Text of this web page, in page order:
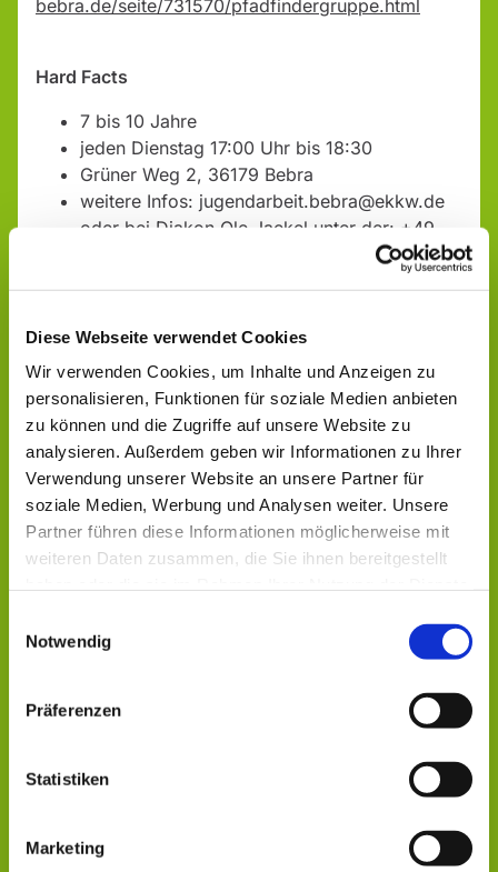
Diese Webseite verwendet Cookies
Wir verwenden Cookies, um Inhalte und Anzeigen zu
personalisieren, Funktionen für soziale Medien anbieten
zu können und die Zugriffe auf unsere Website zu
analysieren. Außerdem geben wir Informationen zu Ihrer
Verwendung unserer Website an unsere Partner für
soziale Medien, Werbung und Analysen weiter. Unsere
Partner führen diese Informationen möglicherweise mit
weiteren Daten zusammen, die Sie ihnen bereitgestellt
Notwendig
Präferenzen
Statistiken
Marketing
bebra.de/seite/731570/pfadfindergruppe.html
Hard Facts
7 bis 10 Jahre
jeden Dienstag 17:00 Uhr bis 18:30
Grüner Weg 2, 36179 Bebra
weitere Infos: jugendarbeit.bebra@ekkw.de
oder bei Diakon Ole Jaekel unter der: +49